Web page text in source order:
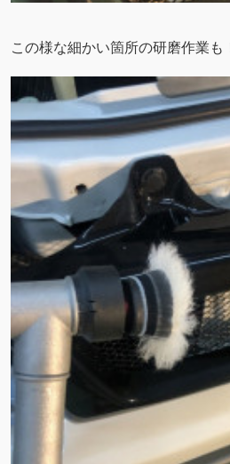
この様な細かい箇所の研磨作業も